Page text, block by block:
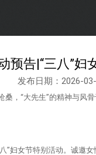
预告|“三八”妇
发布日期：2026-
，“大先生”的精神与
妇女节特别活动。诚